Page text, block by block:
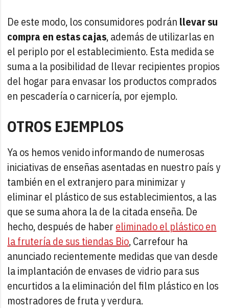
De este modo, los consumidores podrán llevar su
compra en estas cajas, además de utilizarlas en
el periplo por el establecimiento. Esta medida se
suma a la posibilidad de llevar recipientes propios
del hogar para envasar los productos comprados
en pescadería o carnicería, por ejemplo.
OTROS EJEMPLOS
Ya os hemos venido informando de numerosas
iniciativas de enseñas asentadas en nuestro país y
también en el extranjero para minimizar y
eliminar el plástico de sus establecimientos, a las
que se suma ahora la de la citada enseña. De
hecho, después de haber eliminado el plástico en
la frutería de sus tiendas Bio, Carrefour ha
anunciado recientemente medidas que van desde
la implantación de envases de vidrio para sus
encurtidos a la eliminación del film plástico en los
mostradores de fruta y verdura.